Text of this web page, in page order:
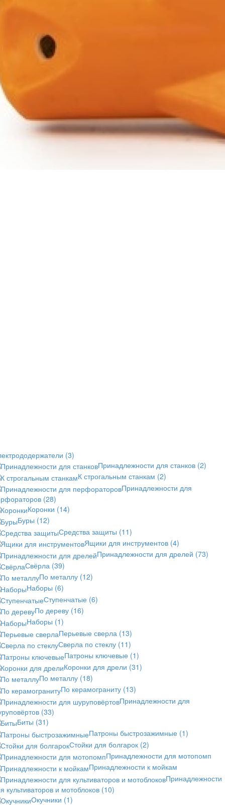
(3)
Принадлежности для станков (2)
К строгальным станкам (2)
Принадлежности для
(28)
Коронки (14)
Буры (12)
Средства защиты (11)
Ящики для инструментов (4)
Принадлежности для дрелей (73)
Свёрла (39)
По металлу (12)
Наборы (6)
Ступенчатые (6)
По дереву (16)
Наборы (1)
Перьевые сверла (13)
Сверла по стеклу (11)
Патроны ключевые (1)
Коронки для дрели (31)
По металлу (18)
По керамограниту (13)
Принадлежности для
(33)
Биты (31)
Патроны быстрозажимные (1)
Стойки для болгарок (2)
Принадлежности для мотопомп
Принадлежности к мойкам
Принадлежности
культиваторов и мотоблоков (10)
Окучники (1)